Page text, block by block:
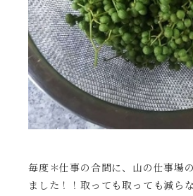
毎度＊仕事の合間に、山の仕事場
ました！！取っても取っても減ら